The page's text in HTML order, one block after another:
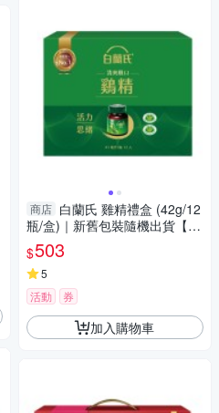
商店 白蘭氏 雞精禮盒 (42g/12
瓶/盒)｜新舊包裝隨機出貨【杏
一】
$503
5
活動
券
加入購物車